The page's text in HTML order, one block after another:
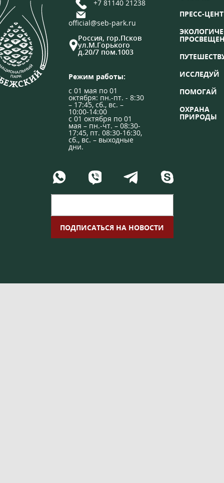
+7 81140 21238
official@seb-park.ru
Россия, гор.Псков
ул.М.Горького
д.20/7 пом.1003
Режим работы:
с 01 мая по 01
октября: пн.-пт. - 8:30
– 17:45, сб., вс. –
10:00-14:00
с 01 октября по 01
мая – пн.-чт. – 08:30-
17:45, пт. 08:30-16:30,
сб., вс. – выходные
дни.
ПРЕСС-
ИССЛЕДУЙ
ПОМОГАЙ
ОХРАНА
ПРИРОДЫ